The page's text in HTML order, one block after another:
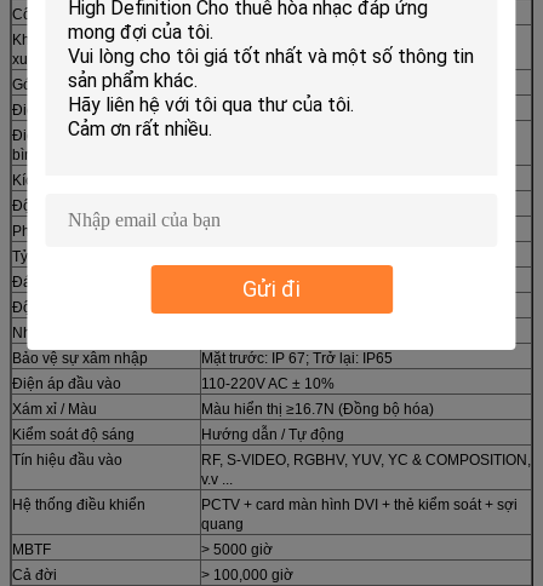
Gửi đi
Công suất mô-đun
30w
Khoảng cách xem được đề
xuất
8-70m
Góc nhìn tốt nhất
Điện năng tiêu thụ tối đa
850w
Điện năng tiêu thụ trung
bình
420w
Kích thước nội các
Độ phân giải chuẩn
Phương pháp lái xe
1 / 4Scan, dòng điện liên tục
Tỷ lệ khung hình video
Đánh giá mức độ
≥1200Hz
Độ sáng cân bằng trắng
Nhiệt độ hoạt động / Độ ẩm
Bảo vệ sự xâm nhập
Mặt trước: IP 67; Trở lại: IP65
Điện áp đầu vào
110-220V AC ± 10%
Xám xỉ / Màu
Màu hiển thị ≥16.7N (Đồng bộ hóa)
Kiểm soát độ sáng
Hướng dẫn / Tự động
Tín hiệu đầu vào
RF, S-VIDEO, RGBHV, YUV, YC & COMPOSITION,
v.v ...
Hệ thống điều khiển
PCTV + card màn hình DVI + thẻ kiểm soát + sợi
quang
MBTF
> 5000 giờ
Cả đời
> 100,000 giờ